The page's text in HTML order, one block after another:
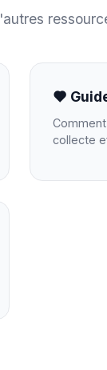
collecte